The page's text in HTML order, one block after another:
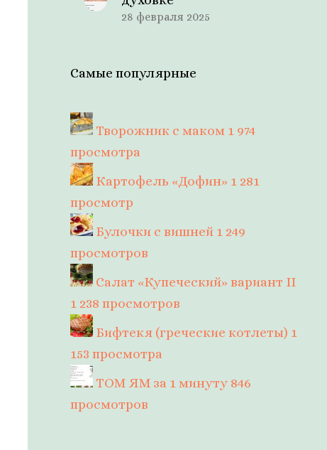
28 февраля 2025
Самые популярные
Творожник с маком 1 974
просмотра
Картофель «Дофин» 1 281
просмотр
Булочки с вишней 1 249
просмотров
Салат «Купеческий» вариант II
1 238 просмотров
Бифтекя (греческие котлеты) 1
153 просмотра
ТОМ ЯМ за 1 минуту 846
просмотров